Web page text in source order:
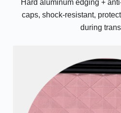
Hard aluminum edging +
caps, shock-resistant,
during